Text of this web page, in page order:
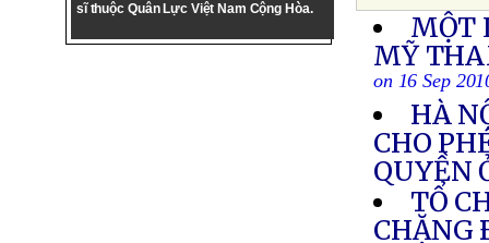
sĩ thuộc Quân Lực Việt Nam Cộng Hòa.
MỘT
MỸ
on 16 Sep
HÀ
CHO
QUYỀN
TỔ
CHẶNG